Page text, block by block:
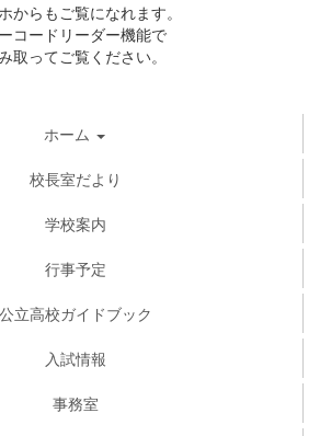
からもご覧になれます。
コードリーダー機能で
取ってご覧ください。
ホーム
校長室だより
学校案内
行事予定
公立高校ガイドブック
入試情報
事務室